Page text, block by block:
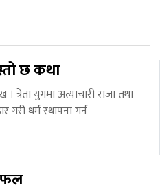
छ कथा
। त्रेता युगमा अत्याचारी राजा तथा
गरी धर्म स्थापना गर्न